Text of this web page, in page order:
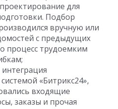
для
Подбор
вручную или
с предыдущих
процесс трудоемким
«Битрикс24»,
входящие
заказы и прочая